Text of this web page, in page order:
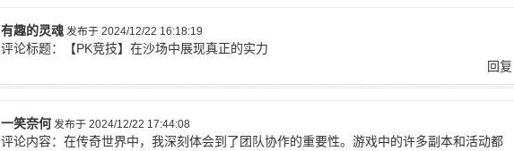
有趣的灵魂 发布于 2024/12/22 16:18:19
评论标题：【PK竞技】在沙场中展现真正的实力
回复
一笑奈何 发布于 2024/12/22 17:44:08
评论内容：在传奇世界中，我深刻体会到了团队协作的重要性。游戏中的许多副本和活动都